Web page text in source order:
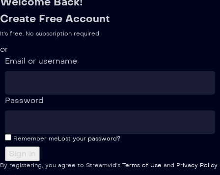
Create Free Account
It's free. No subscription required
or
Email or username
Password
Remember meLost your password?
By registering, you agree to Streamvid's Terms of Use and Privacy Policy